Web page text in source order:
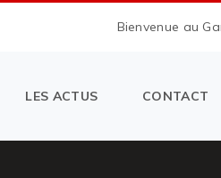
Bienvenue au
LES ACTUS CONTACT